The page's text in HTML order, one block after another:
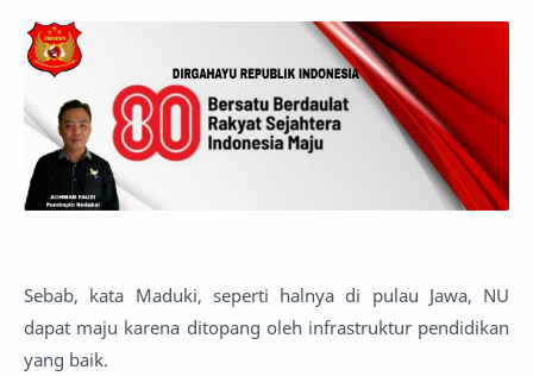
Sebab, kata Maduki, seperti halnya di pulau Jawa, NU
dapat maju karena ditopang oleh infrastruktur pendidikan
yang baik.